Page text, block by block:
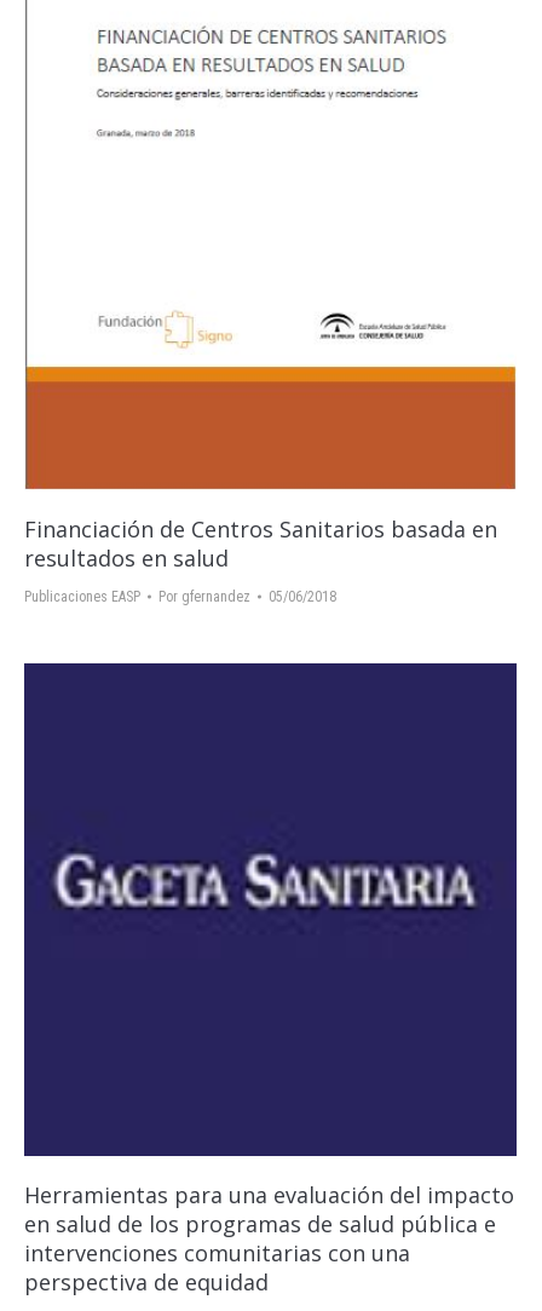
Financiación de Centros Sanitarios basada en
resultados en salud
Publicaciones EASP Por gfernandez 05/06/2018
Herramientas para una evaluación del impacto
en salud de los programas de salud pública e
intervenciones comunitarias con una
perspectiva de equidad